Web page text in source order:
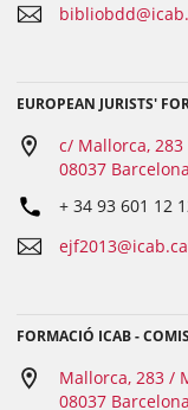
EUROPEAN JURISTS'
c/ Mallorca, 283
08037
+ 34 93 601 12
FORMACIÓ ICAB -
Mallorca, 283 /
08037